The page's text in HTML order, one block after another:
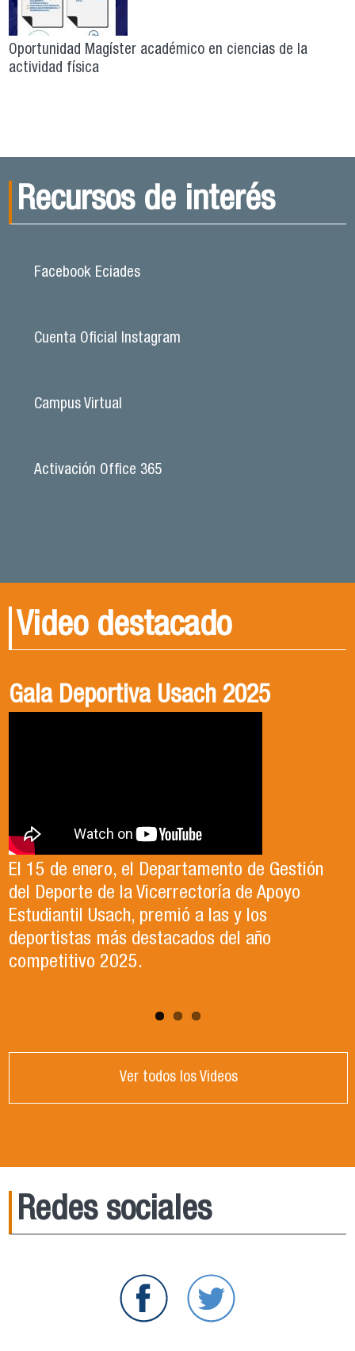
Oportunidad Magíster académico en ciencias de la
actividad física
Recursos de interés
Facebook Eciades
Cuenta Oficial Instagram
Campus Virtual
Activación Office 365
Video destacado
Gala Deportiva Usach 2025
El 15 de enero, el Departamento de Gestión
del Deporte de la Vicerrectoría de Apoyo
Estudiantil Usach, premió a las y los
deportistas más destacados del año
competitivo 2025.
Usach en el Territorio, capítulo 2
En este segundo capítulo conoceremos el
Proyecto Ludo Inclusión, liderado por el
profesor Claudio Farías y estudiantes de
Pedagogía en Educación Física de la Facultad
de Ciencias Médicas de la Uni
Candidatura Director de Escuela
Te invitamos a revisar el video de nuestro
candidato , el Dr. Celso Sanchez para el cargo
de Director de Escuela período 2025-2026.
Ver todos los Videos
Redes sociales